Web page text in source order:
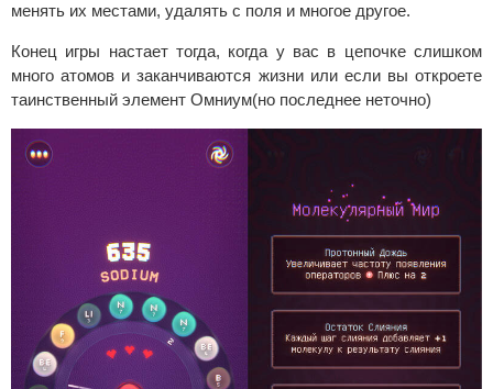
менять их местами, удалять с поля и многое другое.
Конец игры настает тогда, когда у вас в цепочке слишком
много атомов и заканчиваются жизни или если вы откроете
таинственный элемент Омниум(но последнее неточно)